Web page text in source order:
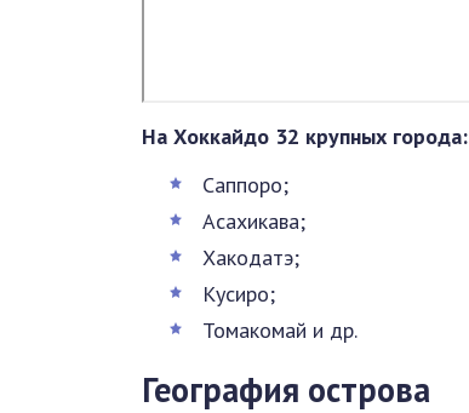
На Хоккайдо 32 крупных города:
Саппоро;
Асахикава;
Хакодатэ;
Кусиро;
Томакомай и др.
География острова